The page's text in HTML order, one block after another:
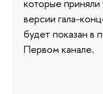
которые
версии гала-
будет показан в
Первом канале.